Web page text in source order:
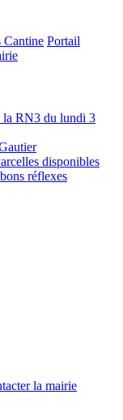
Cantine Portail
RN3 du lundi 3
disponibles
réflexes
la mairie